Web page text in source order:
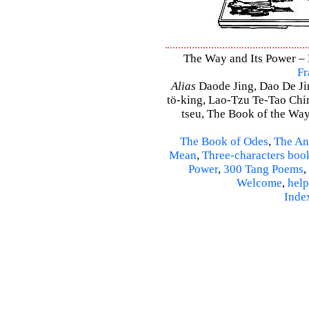
The Way and Its Power
Alias Daode Jing, Dao De
tö-king, Lao-Tzu Te-Tao
tseu, The Book of the
The Book of Odes, The
Mean, Three-characters
Power, 300 Tang Poems,
Welcome, help